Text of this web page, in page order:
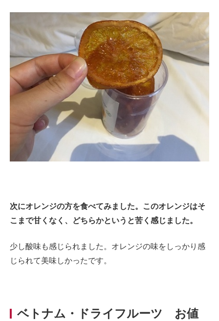
次にオレンジの方を食べてみました。このオレンジはそ
こまで甘くなく、どちらかというと苦く感じました。
少し酸味も感じられました。オレンジの味をしっかり感
じられて美味しかったです。
ベトナム・ドライフルーツ お値